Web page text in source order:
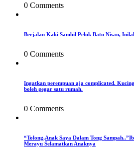
0 Comments
Berjalan Kaki Sambil Peluk Batu Nisan,
0 Comments
Ingatkan perempuan aja complicated.
boleh gegar satu rumah.
0 Comments
“Tolong,Anak Saya Dalam Tong
Merayu Selamatkan Anaknya